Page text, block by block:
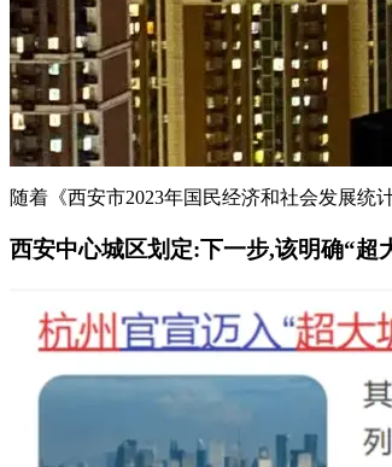
随着《西安市2023年国民经济和社会发展统
西安中心城区划定:下一步,该明确“